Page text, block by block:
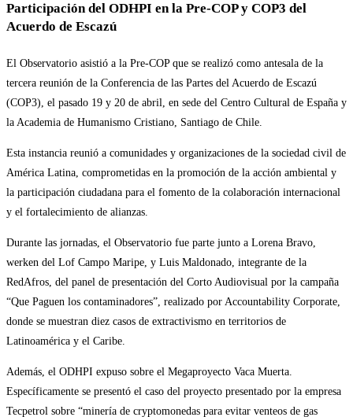
Participación del ODHPI en la Pre-COP y COP3 del
Acuerdo de Escazú
El Observatorio asistió a la Pre-COP que se realizó como antesala de la
tercera reunión de la Conferencia de las Partes del Acuerdo de Escazú
(COP3), el pasado 19 y 20 de abril, en sede del Centro Cultural de España y
la Academia de Humanismo Cristiano, Santiago de Chile.
Esta instancia reunió a comunidades y organizaciones de la sociedad civil de
América Latina, comprometidas en la promoción de la acción ambiental y
la participación ciudadana para el fomento de la colaboración internacional
y el fortalecimiento de alianzas.
Durante las jornadas, el Observatorio fue parte junto a Lorena Bravo,
werken del Lof Campo Maripe, y Luis Maldonado, integrante de la
RedAfros, del panel de presentación del Corto Audiovisual por la campaña
“Que Paguen los contaminadores”, realizado por Accountability Corporate,
donde se muestran diez casos de extractivismo en territorios de
Latinoamérica y el Caribe.
Además, el ODHPI expuso sobre el Megaproyecto Vaca Muerta.
Específicamente se presentó el caso del proyecto presentado por la empresa
Tecpetrol sobre “minería de cryptomonedas para evitar venteos de gas